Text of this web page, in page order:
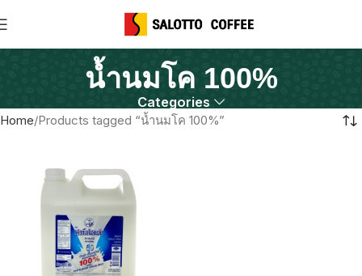
น้ำนมโค 100%
Categories
Home Products tagged “น้ำนมโค 100%”